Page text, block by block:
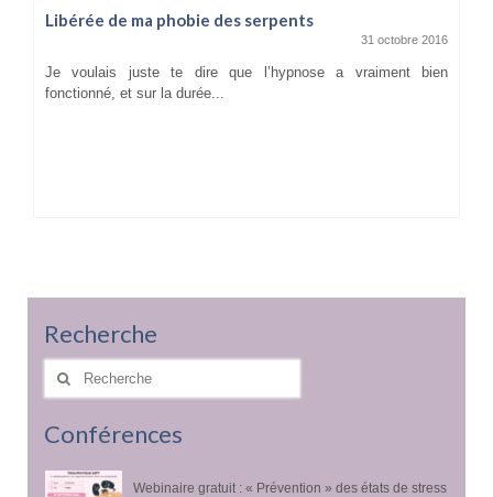
Libérée de ma phobie des serpents
31 octobre 2016
Je voulais juste te dire que l’hypnose a vraiment bien
fonctionné, et sur la durée...
Recherche
Rechercher
Conférences
Webinaire gratuit : « Prévention » des états de stress